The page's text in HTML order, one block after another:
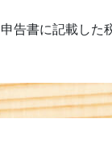
書に記載した